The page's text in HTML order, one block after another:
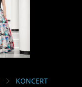
KONCERT